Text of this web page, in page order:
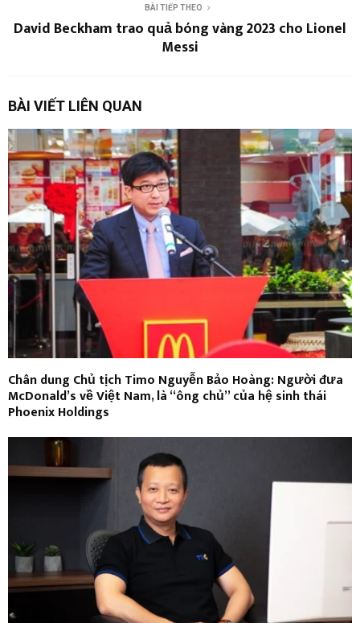
BÀI TIẾP THEO
David Beckham trao quả bóng vàng 2023 cho Lionel
Messi
BÀI VIẾT LIÊN QUAN
Chân dung Chủ tịch Timo Nguyễn Bảo Hoàng: Người đưa
McDonald’s về Việt Nam, là “ông chủ” của hệ sinh thái
Phoenix Holdings